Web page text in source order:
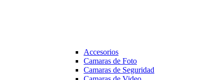
Accesorios
Camaras de Foto
Camaras de Seguridad